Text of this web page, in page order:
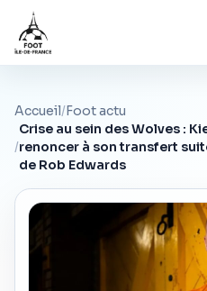
Accueil/Foot actu
/
Crise au sein des Wolves :
renoncer à son transfert
de Rob Edwards